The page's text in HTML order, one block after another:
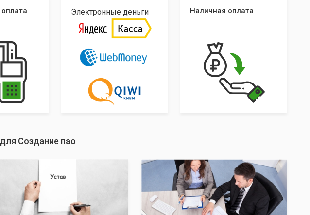
Электронные деньги Наличная оплата
Создание пао